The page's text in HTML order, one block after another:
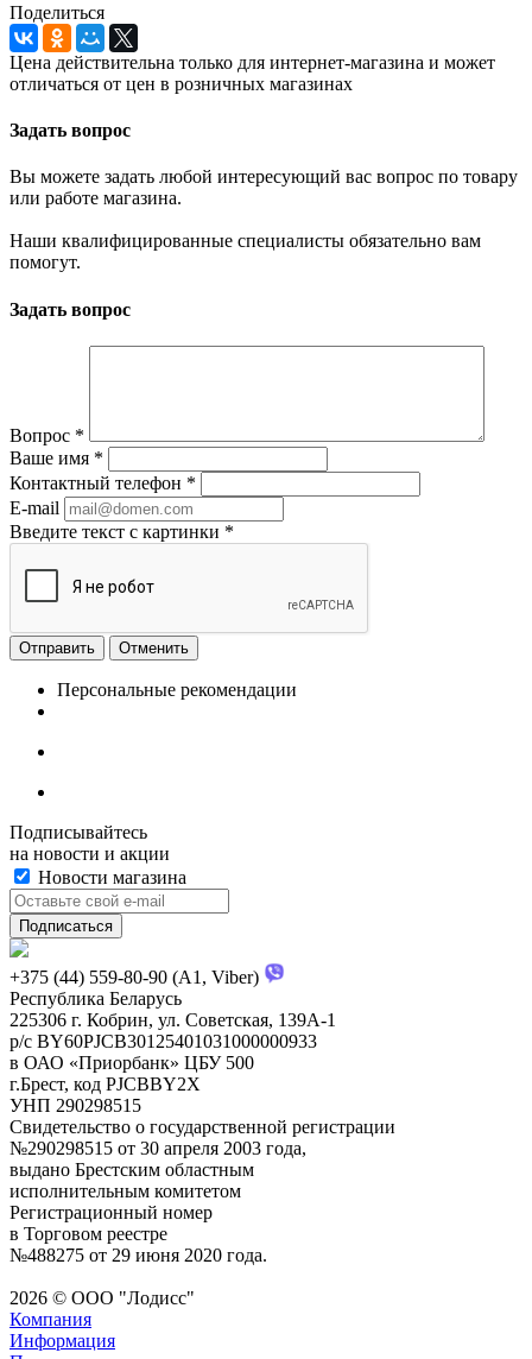
Поделиться
Цена действительна только для интернет-магазина и может
отличаться от цен в розничных магазинах
Задать вопрос
Вы можете задать любой интересующий вас вопрос по товару
или работе магазина.
Наши квалифицированные специалисты обязательно вам
помогут.
Задать вопрос
Вопрос *
Ваше имя *
Контактный телефон *
E-mail
Введите текст с картинки *
Отменить
Персональные рекомендации
Подписывайтесь
на новости и акции
Новости магазина
+375 (44) 559-80-90 (A1, Viber)
Республика Беларусь
225306 г. Кобрин, ул. Советская, 139А-1
р/с BY60PJCB30125401031000000933
в ОАО «Приорбанк» ЦБУ 500
г.Брест, код PJCBBY2X
УНП 290298515
Свидетельство о государственной регистрации
№290298515 от 30 апреля 2003 года,
выдано Брестским областным
исполнительным комитетом
Регистрационный номер
в Торговом реестре
№488275 от 29 июня 2020 года.
2026 © ООО "Лодисс"
Компания
Информация